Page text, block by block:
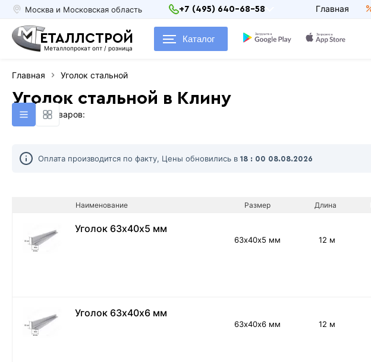
Москва и Московская область +7 (495) 640-68-58 Главная
ЕТАЛЛСТРОЙ
Металлопрокат опт / розница
Каталог
Главная Уголок стальной
Уголок стальной в Клину
Найдено товаров:
Оплата производится по факту, Цены обновились в18 : 00 08.08.2026
Наименование Размер Длина
Уголок 63х40х5 мм
63х40х5 мм 12 м
Уголок 63х40х6 мм
63х40х6 мм 12 м